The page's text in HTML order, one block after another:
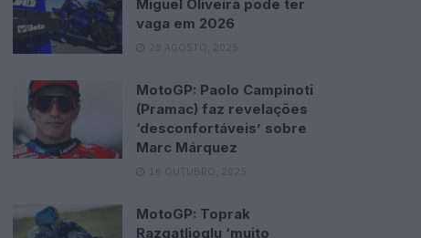
Miguel Oliveira pode ter
vaga em 2026
28 AGOSTO, 2025
MotoGP: Paolo Campinoti
(Pramac) faz revelações
‘desconfortáveis’ sobre
Marc Márquez
16 OUTUBRO, 2025
MotoGP: Toprak
Razgatlioglu ‘muito